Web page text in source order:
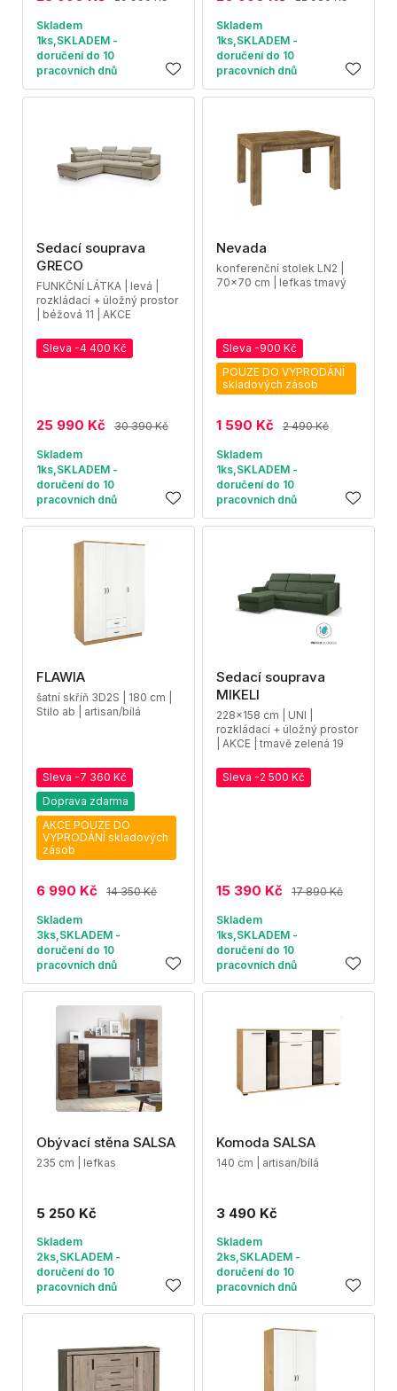
Skladem
1ks,SKLADEM -
doručení do 10
pracovních dnů
Skladem
1ks,SKLADEM -
doručení do 10
pracovních dnů
Sedací souprava
GRECO
FUNKČNÍ LÁTKA | levá |
rozkládací + úložný prostor
| béžová 11 | AKCE
Sleva -4 400 Kč
25 990 Kč 30 390 Kč
Skladem
1ks,SKLADEM -
doručení do 10
pracovních dnů
Nevada
konferenční stolek LN2 |
70x70 cm | lefkas tmavý
Sleva -900 Kč
POUZE DO VYPRODÁNÍ
skladových zásob
1 590 Kč 2 490 Kč
Skladem
1ks,SKLADEM -
doručení do 10
pracovních dnů
FLAWIA
šatní skříň 3D2S | 180 cm |
Stilo ab | artisan/bílá
Sleva -7 360 Kč
Doprava zdarma
AKCE POUZE DO
VYPRODÁNÍ skladových
zásob
6 990 Kč 14 350 Kč
Skladem
3ks,SKLADEM -
doručení do 10
pracovních dnů
Sedací souprava
MIKELI
228x158 cm | UNI |
rozkládací + úložný prostor
| AKCE | tmavě zelená 19
Sleva -2 500 Kč
15 390 Kč 17 890 Kč
Skladem
1ks,SKLADEM -
doručení do 10
pracovních dnů
Obývací stěna SALSA
235 cm | lefkas
5 250 Kč
Skladem
2ks,SKLADEM -
doručení do 10
pracovních dnů
Komoda SALSA
140 cm | artisan/bílá
3 490 Kč
Skladem
2ks,SKLADEM -
doručení do 10
pracovních dnů